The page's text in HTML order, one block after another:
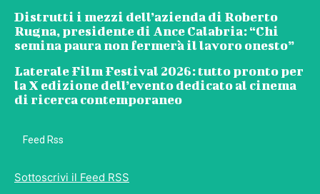
Distrutti i mezzi dell’azienda di Roberto
Rugna, presidente di Ance Calabria: “Chi
semina paura non fermerà il lavoro onesto”
Laterale Film Festival 2026: tutto pronto per
la X edizione dell’evento dedicato al cinema
di ricerca contemporaneo
Feed Rss
Sottoscrivi il Feed RSS